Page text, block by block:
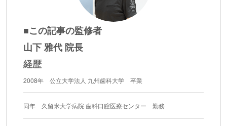
■この記事の監修者
山下 雅代 院長
経歴
2008年 公立大学法人 九州歯科大学 卒業
同年 久留米大学病院 歯科口腔医療センター 勤務